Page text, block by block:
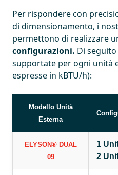
Per rispondere con
di dimensionamento, i
permettono di realizzare
configurazioni. Di
supportate per ogni unità
espresse in kBTU/h):
Modello Unità
Esterna
ELYSON® DUAL
09
1
2